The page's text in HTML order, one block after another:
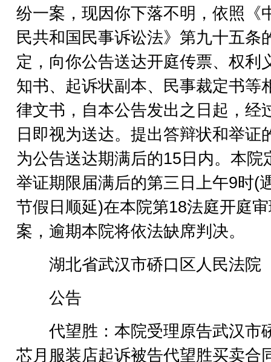
纷一案，现因你下落不明，依照《
民共和国民事诉讼法》第九十五条
定，向你公告送达开庭传票、权利
知书、起诉状副本、民事裁定书等
律文书，自本公告发出之日起，经
日即视为送达。提出答辩状和举证
为公告送达期满后的15日内。本院
举证期限届满后的第三日上午9时(
节假日顺延)在本院第18法庭开庭
案，逾期本院将依法缺席判决。
湖北省武汉市硚口区人民法院
公告
代望胜：本院受理原告武汉市
芯月服装店起诉被告代望胜买卖合